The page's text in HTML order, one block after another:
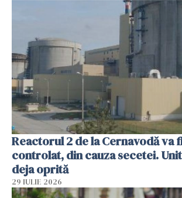
Reactorul 2 de la Cernavodă va
controlat, din cauza secetei.
deja oprită
29 IULIE 2026